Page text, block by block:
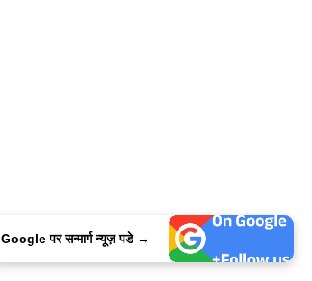
Google पर सन्मार्ग न्यूज़ पडे →